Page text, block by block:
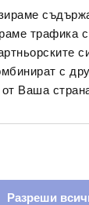
трафика
с
Ваша
Разреши